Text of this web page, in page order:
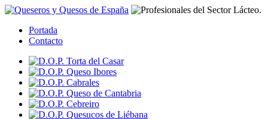
Portada
Contacto